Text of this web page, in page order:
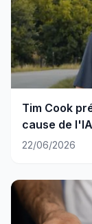
Tim Cook
cause de l'IA
22/06/2026